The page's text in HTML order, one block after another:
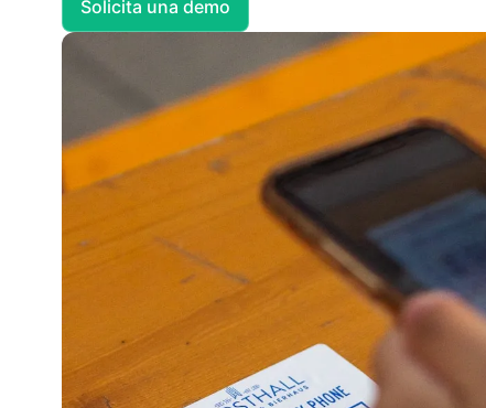
Solicita una demo